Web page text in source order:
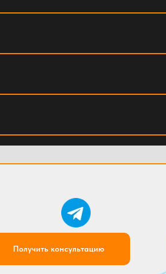
Получить консультацию